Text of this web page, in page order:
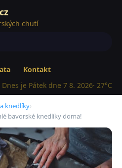
chutí
Kontakt
Dnes je Pátek dne 7 8. 2026· 27°C
knedlíky›
bavorské knedlíky doma!